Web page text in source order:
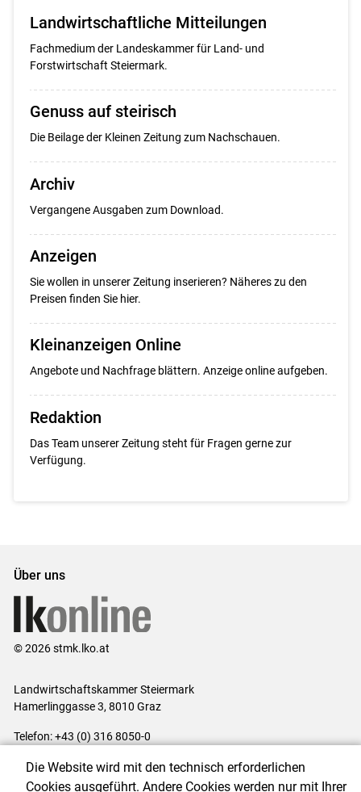
Landwirtschaftliche Mitteilungen
Fachmedium der Landeskammer für Land- und
Forstwirtschaft Steiermark.
Genuss auf steirisch
Die Beilage der Kleinen Zeitung zum Nachschauen.
Archiv
Vergangene Ausgaben zum Download.
Anzeigen
Sie wollen in unserer Zeitung inserieren? Näheres zu den
Preisen finden Sie hier.
Kleinanzeigen Online
Angebote und Nachfrage blättern. Anzeige online aufgeben.
Redaktion
Das Team unserer Zeitung steht für Fragen gerne zur
Verfügung.
Über uns
© 2026 stmk.lko.at
Landwirtschaftskammer Steiermark
Hamerlinggasse 3, 8010 Graz
Telefon: +43 (0) 316 8050-0
Impressum|Kontakt|Datenschutzerklärung|Barrierefreiheit|
Die Website wird mit den technisch erforderlichen
Cookies ausgeführt. Andere Cookies werden nur mit Ihrer